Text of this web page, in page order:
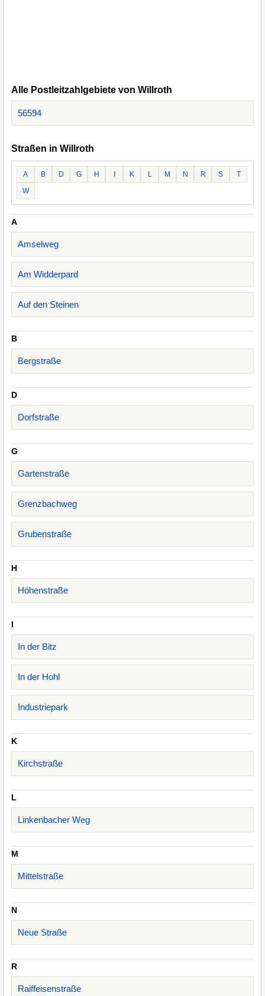
Alle Postleitzahlgebiete von Willroth
56594
Straßen in Willroth
A B D G H K L M N R S
T
W
A
Amselweg
Am Widderpard
Auf den Steinen
B
Bergstraße
D
Dorfstraße
G
Gartenstraße
Grenzbachweg
Grubenstraße
H
Höhenstraße
I
In der Bitz
In der Hohl
Industriepark
K
Kirchstraße
L
Linkenbacher Weg
M
Mittelstraße
N
Neue Straße
R
Raiffeisenstraße